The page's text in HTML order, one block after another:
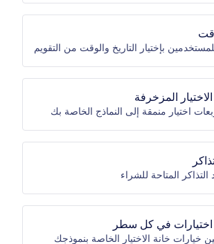
بإختيار التاريخ والوقت من التقويم
المزخرفة
اختيار منمقة إلى النماذج الخاصة بك
المتاحة للشراء
اختيارات في كل سطر
خيارات خانة الاختيار الخاصة بنموذجك